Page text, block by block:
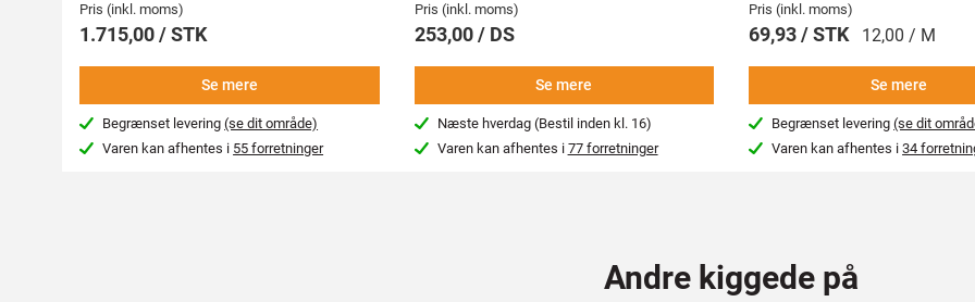
Pris (inkl. moms)
1.715,00 / STK
Se mere
Begrænset levering(se dit område)
Varen kan afhentes i 55 forretninger
Pris (inkl. moms)
253,00 / DS
Se mere
Næste hverdag (Bestil inden kl. 16)
Varen kan afhentes i 77 forretninger
Pris (inkl. moms)
69,93 / STK 12,00 / M
Se mere
Begrænset levering(se dit
Varen kan afhentes i34
Andre kiggede på